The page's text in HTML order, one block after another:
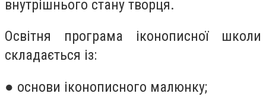
внутрішнього стану творця.
Освітня програма іконописної школи
складається із:
● основи іконописного малюнку;